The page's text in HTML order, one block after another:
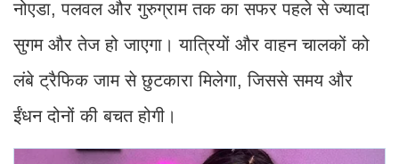
नोएडा, पलवल और गुरुग्राम तक का सफर पहले से ज्यादा
सुगम और तेज हो जाएगा। यात्रियों और वाहन चालकों को
लंबे ट्रैफिक जाम से छुटकारा मिलेगा, जिससे समय और
ईंधन दोनों की बचत होगी।